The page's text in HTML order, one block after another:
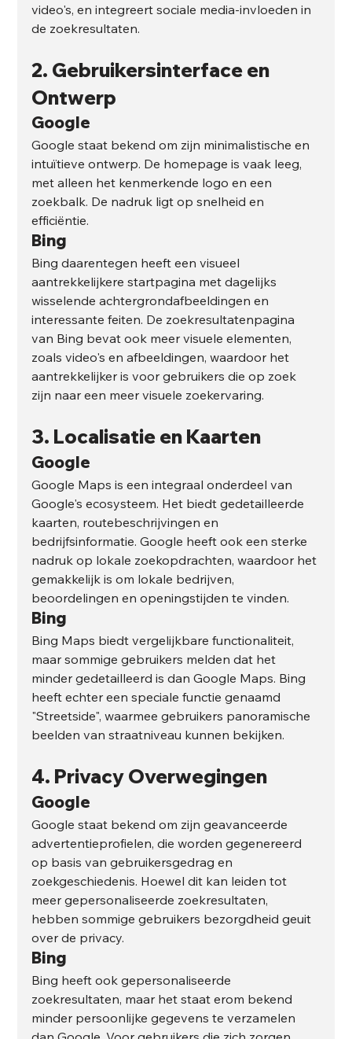
video's, en integreert sociale media-invloeden in
de zoekresultaten.
2. Gebruikersinterface en
Ontwerp
Google
Google staat bekend om zijn minimalistische en
intuïtieve ontwerp. De homepage is vaak leeg,
met alleen het kenmerkende logo en een
zoekbalk. De nadruk ligt op snelheid en
efficiëntie.
Bing
Bing daarentegen heeft een visueel
aantrekkelijkere startpagina met dagelijks
wisselende achtergrondafbeeldingen en
interessante feiten. De zoekresultatenpagina
van Bing bevat ook meer visuele elementen,
zoals video's en afbeeldingen, waardoor het
aantrekkelijker is voor gebruikers die op zoek
zijn naar een meer visuele zoekervaring.
3. Localisatie en Kaarten
Google
Google Maps is een integraal onderdeel van
Google's ecosysteem. Het biedt gedetailleerde
kaarten, routebeschrijvingen en
bedrijfsinformatie. Google heeft ook een sterke
nadruk op lokale zoekopdrachten, waardoor het
gemakkelijk is om lokale bedrijven,
beoordelingen en openingstijden te vinden.
Bing
Bing Maps biedt vergelijkbare functionaliteit,
maar sommige gebruikers melden dat het
minder gedetailleerd is dan Google Maps. Bing
heeft echter een speciale functie genaamd
"Streetside", waarmee gebruikers panoramische
beelden van straatniveau kunnen bekijken.
4. Privacy Overwegingen
Google
Google staat bekend om zijn geavanceerde
advertentieprofielen, die worden gegenereerd
op basis van gebruikersgedrag en
zoekgeschiedenis. Hoewel dit kan leiden tot
meer gepersonaliseerde zoekresultaten,
hebben sommige gebruikers bezorgdheid geuit
over de privacy.
Bing
Bing heeft ook gepersonaliseerde
zoekresultaten, maar het staat erom bekend
minder persoonlijke gegevens te verzamelen